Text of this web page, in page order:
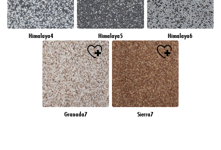
Himalaya4 Himalaya5 Himalaya6
Granada7 Sierra7